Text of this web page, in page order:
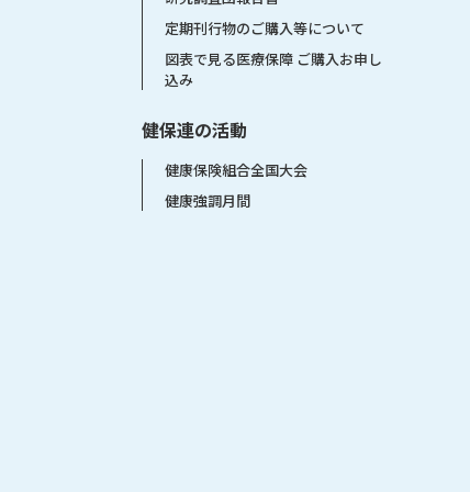
定期刊行物のご購入等について
図表で見る医療保障 ご購入お申し
込み
健保連の活動
健康保険組合全国大会
健康強調月間